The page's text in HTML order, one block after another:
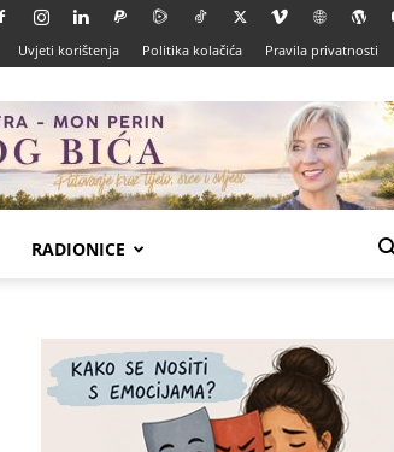
Uvjeti korištenja Politika kolačića Pravila privatnosti
RADIONICE